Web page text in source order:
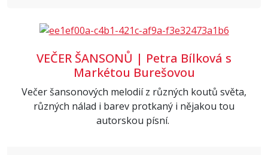
VEČER ŠANSONŮ | Petra Bílková s
Markétou Burešovou
Večer šansonových melodií z různých koutů světa,
různých nálad i barev protkaný i nějakou tou
autorskou písní.